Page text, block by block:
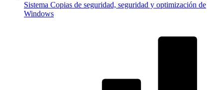
Sistema Copias de seguridad, seguridad y optimización de
Windows